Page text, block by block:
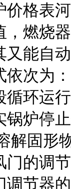
价格表
，燃烧
又能自
依次
环运
锅炉停
解固形
门的调
调节器